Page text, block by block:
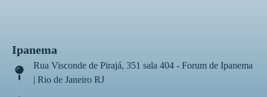
Ipanema
Rua Visconde de Pirajá, 351 sala 404 - Forum de Ipanema
| Rio de Janeiro RJ